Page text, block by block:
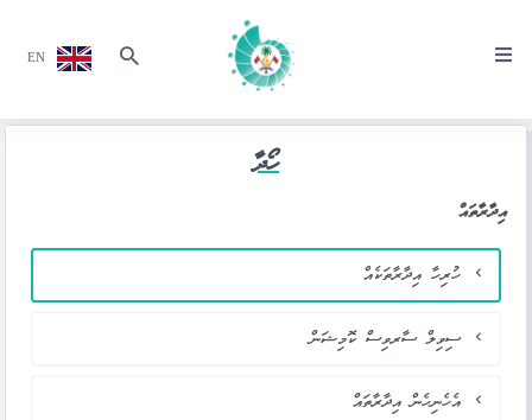
EN
ހޯދާ
އިދާރާތައް
ހުރިހާ އިދާރާތަކެއް
ސިވިލް ސާރވިސް ކޮމިޝަން
އެހެނިހެން އިދާރާތައް